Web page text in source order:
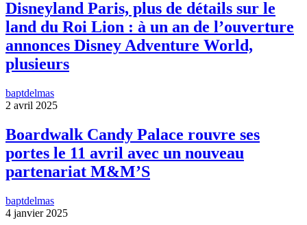
Disneyland Paris, plus de détails sur le
land du Roi Lion : à un an de l’ouverture
annonces Disney Adventure World,
plusieurs
baptdelmas
2 avril 2025
Boardwalk Candy Palace rouvre ses
portes le 11 avril avec un nouveau
partenariat M&M’S
baptdelmas
4 janvier 2025